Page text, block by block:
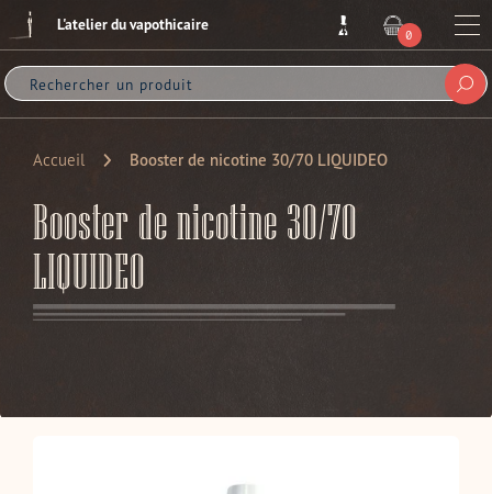
Passer
au
L'atelier du vapothicaire
0
ARTICLE
Accueil Booster de nicotine 30/70 LIQUIDEO
Booster de nicotine 30/70
LIQUIDEO